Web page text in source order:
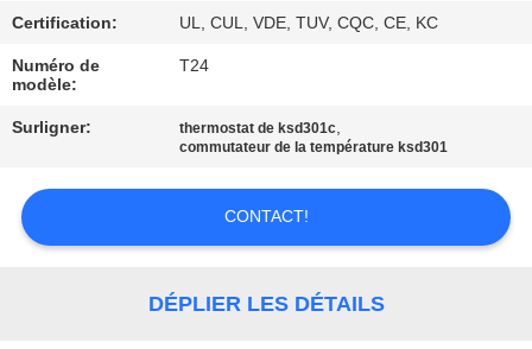
CONTRÔLE
DE
CONTACTEZ-
NOUS
NOUVELLES
Certification: UL, CUL, VDE, TUV, CQC, CE, KC
Numéro de
modèle:
T24
Surligner: thermostat de ksd301c,
commutateur de la température ksd301
CONTACT!
DÉPLIER LES DÉTAILS